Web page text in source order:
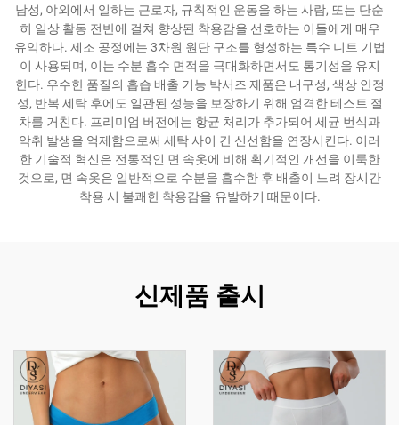
남성, 야외에서 일하는 근로자, 규칙적인 운동을 하는 사람, 또는 단순
히 일상 활동 전반에 걸쳐 향상된 착용감을 선호하는 이들에게 매우
유익하다. 제조 공정에는 3차원 원단 구조를 형성하는 특수 니트 기법
이 사용되며, 이는 수분 흡수 면적을 극대화하면서도 통기성을 유지
한다. 우수한 품질의 흡습 배출 기능 박서즈 제품은 내구성, 색상 안정
성, 반복 세탁 후에도 일관된 성능을 보장하기 위해 엄격한 테스트 절
차를 거친다. 프리미엄 버전에는 항균 처리가 추가되어 세균 번식과
악취 발생을 억제함으로써 세탁 사이 간 신선함을 연장시킨다. 이러
한 기술적 혁신은 전통적인 면 속옷에 비해 획기적인 개선을 이룩한
것으로, 면 속옷은 일반적으로 수분을 흡수한 후 배출이 느려 장시간
착용 시 불쾌한 착용감을 유발하기 때문이다.
신제품 출시